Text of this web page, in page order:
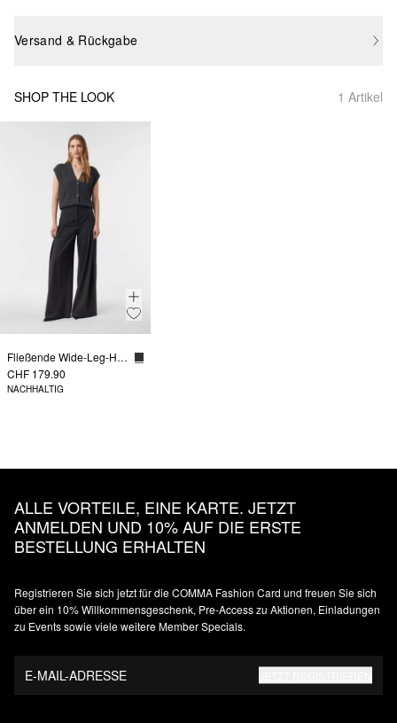
Versand & Rückgabe
SHOP THE LOOK 1 Artikel
Fließende Wide-Leg-Hose mit Bundfalten
CHF 179.90
NACHHALTIG
ALLE VORTEILE, EINE KARTE. JETZT
ANMELDEN UND 10% AUF DIE ERSTE
BESTELLUNG ERHALTEN
Registrieren Sie sich jetzt für die COMMA Fashion Card und freuen Sie sich
über ein 10% Willkommensgeschenk, Pre-Access zu Aktionen, Einladungen
zu Events sowie viele weitere Member Specials.
E-MAIL-ADRESSE